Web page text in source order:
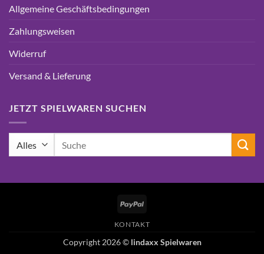
Allgemeine Geschäftsbedingungen
Zahlungsweisen
Widerruf
Versand & Lieferung
JETZT SPIELWAREN SUCHEN
PayPal
KONTAKT
Copyright 2026 © lindaxx Spielwaren